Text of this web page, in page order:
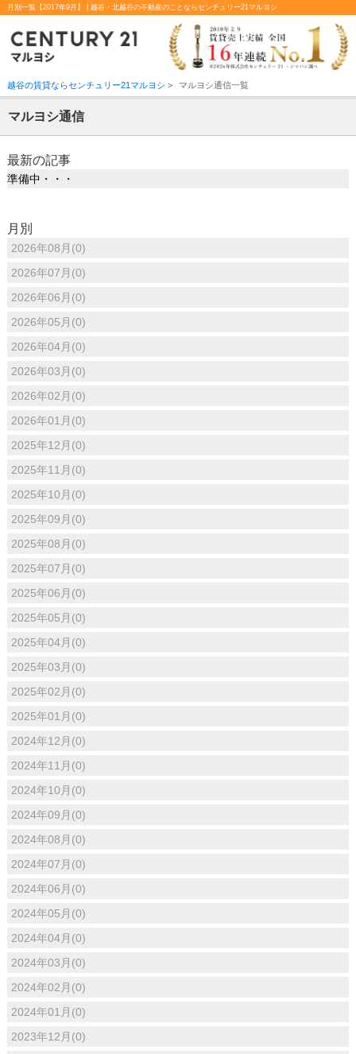
月別一覧【2017年9月】 | 越谷・北越谷の不動産のことならセンチュリー21マルヨシ
越谷の賃貸ならセンチュリー21マルヨシ > マルヨシ通信一覧
マルヨシ通信
最新の記事
準備中・・・
月別
2026年08月(0)
2026年07月(0)
2026年06月(0)
2026年05月(0)
2026年04月(0)
2026年03月(0)
2026年02月(0)
2026年01月(0)
2025年12月(0)
2025年11月(0)
2025年10月(0)
2025年09月(0)
2025年08月(0)
2025年07月(0)
2025年06月(0)
2025年05月(0)
2025年04月(0)
2025年03月(0)
2025年02月(0)
2025年01月(0)
2024年12月(0)
2024年11月(0)
2024年10月(0)
2024年09月(0)
2024年08月(0)
2024年07月(0)
2024年06月(0)
2024年05月(0)
2024年04月(0)
2024年03月(0)
2024年02月(0)
2024年01月(0)
2023年12月(0)